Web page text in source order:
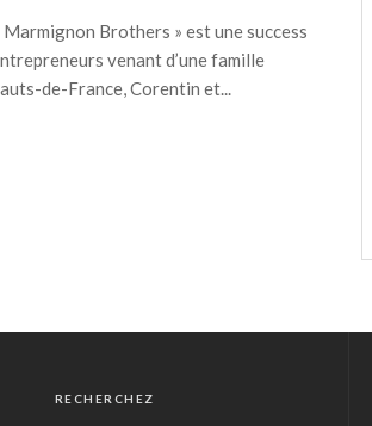
Marmignon Brothers » est une success
venant d’une famille
de-France, Corentin et...
RECHERCHEZ